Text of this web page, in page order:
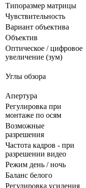
Типоразмер матрицы
Чувствительность
Вариант объектива
Объектив
Оптическое / цифровое
увеличение (зум)
Углы обзора
Апертура
Регулировка при
монтаже по осям
Возможные
разрешения
Частота кадров - при
разрешении видео
Режим день / ночь
Баланс белого
Регулировка усиления